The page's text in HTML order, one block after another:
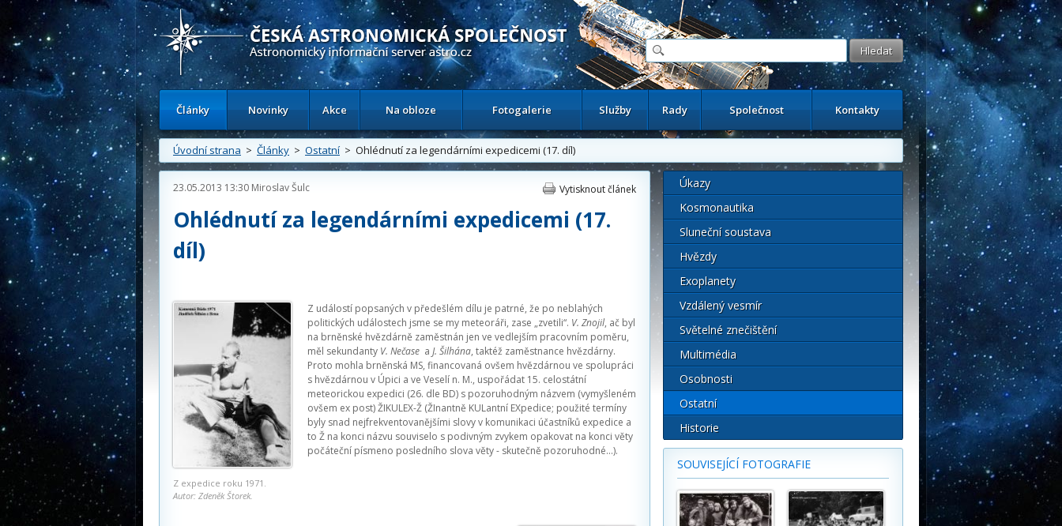
Česká astronomická společnost - Informační astronomický server
Články Novinky Akce Na obloze Fotogalerie Služby Rady Společnost Kontakty
Úvodní strana > Články > Ostatní > Ohlédnutí za legendárními expedicemi (17. díl)
23.05.2013 13:30 Miroslav Šulc Vytisknout článek
Ohlédnutí za legendárními expedicemi (17.
díl)
Z expedice roku 1971.
Autor: Zdeněk Štorek.
Z událostí popsaných v předešlém dílu je patrné, že po neblahých
politických událostech jsme se my meteoráři, zase „zvetili“. V. Znojil, ač byl
na brněnské hvězdárně zaměstnán jen ve vedlejším pracovním poměru,
měl sekundanty V. Nečase a J. Šilhána, taktéž zaměstnance hvězdárny.
Proto mohla brněnská MS, financovaná ovšem hvězdárnou ve spolupráci
s hvězdárnou v Úpici a ve Veselí n. M., uspořádat 15. celostátní
meteorickou expedici (26. dle BD) s pozoruhodným názvem (vymyšleném
ovšem ex post) ŽIKULEX-Ž (ŽInantně KULantní EXpedice; použité termíny
byly snad nejfrekventovanějšími slovy v komunikaci účastníků expedice a
to Ž na konci názvu souviselo s podivným zvykem opakovat na konci věty
počáteční písmeno posledního slova věty - skutečně pozoruhodné...).
Úkazy
Kosmonautika
Sluneční soustava
Hvězdy
Exoplanety
Vzdálený vesmír
Světelné znečištění
Multimédia
Osobnosti
Ostatní
Historie
SOUVISEJÍCÍ FOTOGRAFIE